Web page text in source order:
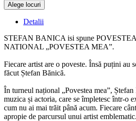
Alege locuri
Detalii
STEFAN BANICA isi spune
NATIONAL „POVESTEA MEA”.
Fiecare artist are o poveste. Însă puțini au
făcut Ștefan Bănică.
În turneul național „Povestea mea”,
muzica și actoria, care se împletesc într-o
cum nu ai mai trăit până acum. Fiecare
apropie de parcursul unui artist emblematic.